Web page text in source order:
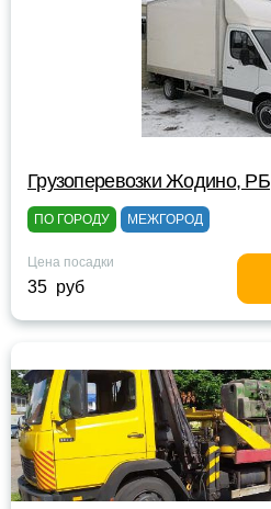
Грузоперевозки Жодино, РБ
ПО ГОРОДУ МЕЖГОРОД
Цена посадки
35 руб